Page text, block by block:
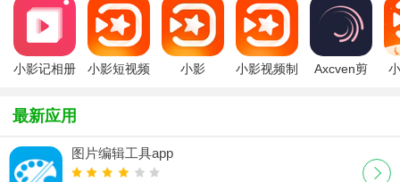
小影记相册
小影短视频
小影
小影视频制
Axcven剪
最新应用
图片编辑工具app